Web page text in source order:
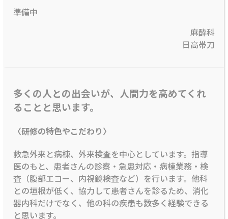
準備中
麻酔科
日高帯刀
多くの人との出会いが、人間力を高めてくれ
ることと思います。
〈研修の特色やこだわり〉
救急外来と病棟、外来検査を中心としています。指導
医のもと、患者さんの診察・急患対応・病棟業務・検
査（腹部エコー、内視鏡検査など）を行います。他科
との垣根が低く、協力して患者さんを診るため、消化
器内科だけでなく、他の科の疾患も数多く経験できる
と思います。